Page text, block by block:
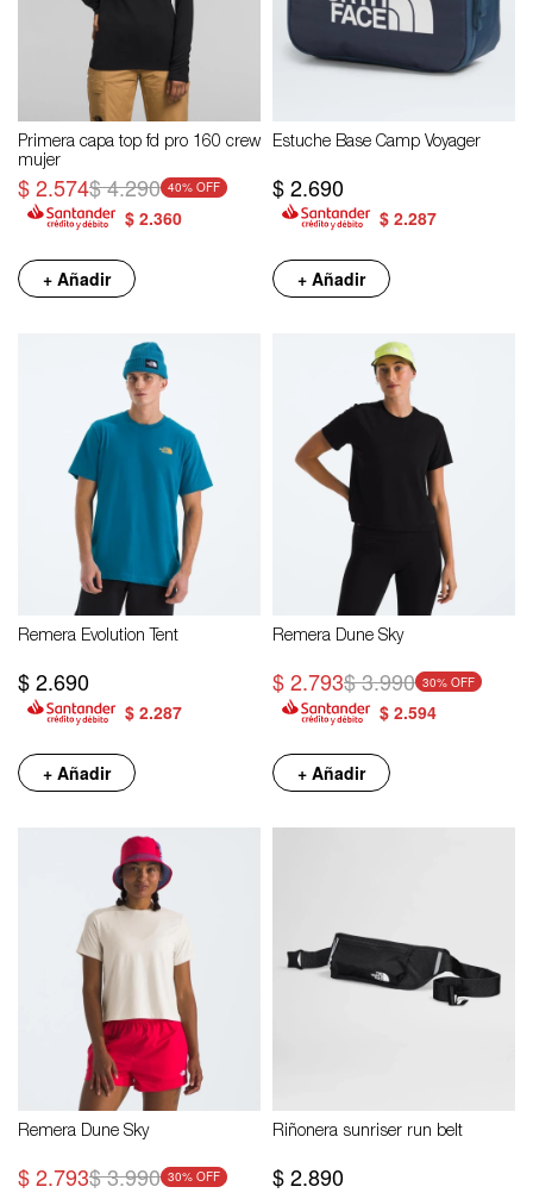
Primera capa top fd pro 160 crew
mujer
$2.574$4.290 40
$ 2.360
+ Añadir
Estuche Base Camp Voyager
$2.690
$ 2.287
+ Añadir
Remera Evolution Tent
$2.690
$ 2.287
+ Añadir
Remera Dune Sky
$2.793$3.990 30
$ 2.594
+ Añadir
Remera Dune Sky
$2.793$3.990 30
Riñonera sunriser run belt
$2.890